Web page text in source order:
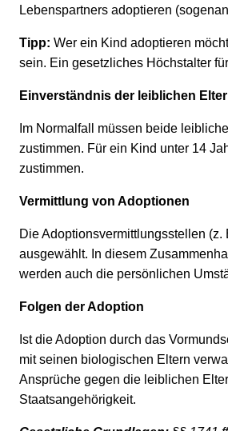
Lebenspartners adoptieren
Tipp: Wer ein Kind adoptieren
sein. Ein gesetzliches Höchstalter
Einverständnis der leiblichen
Im Normalfall müssen beide
zustimmen. Für ein Kind unter 14
zustimmen.
Vermittlung von Adoptionen
Die Adoptionsvermittlungsstellen
ausgewählt. In diesem
werden auch die persönlichen
Folgen der Adoption
Ist die Adoption durch das
mit seinen biologischen Eltern
Ansprüche gegen die leiblichen
Staatsangehörigkeit.